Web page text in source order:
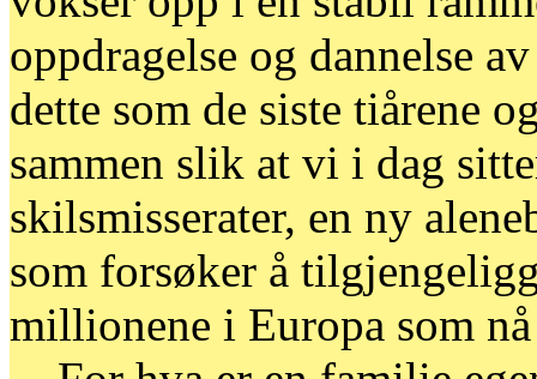
oppdragelse og dannelse
dette som de siste tiårene
sammen slik at vi i dag
skilsmisserater, en ny
som forsøker å
millionene i Europa som